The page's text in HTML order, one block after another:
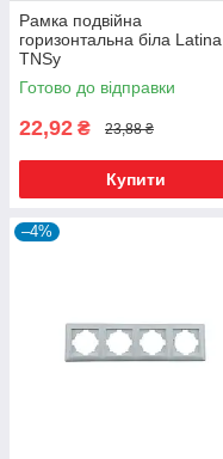
Рамка подвійна
горизонтальна біла Latina
TNSy
Готово до відправки
22,92 ₴ 23,88 ₴
Купити
–4%